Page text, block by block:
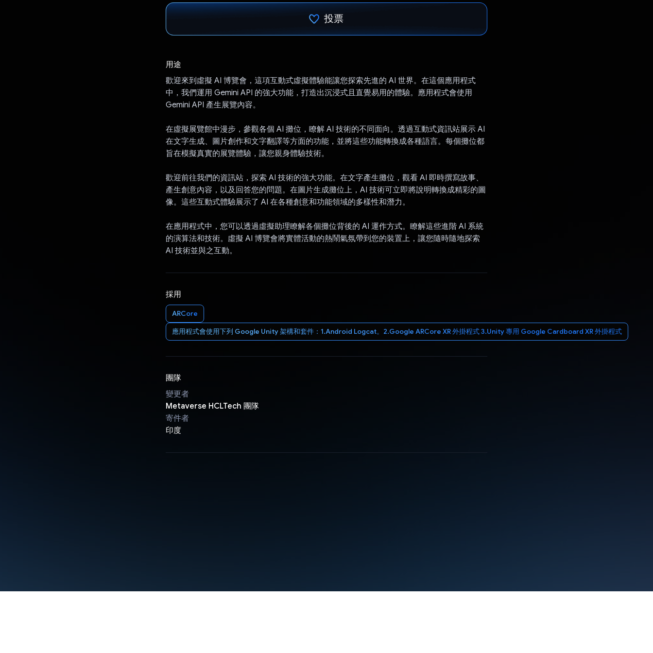
投票
用途
歡迎來到虛擬 AI 博覽會，這項互動式虛擬體驗能讓您探索先進的 AI 世界。在這個應用程式
中，我們運用 Gemini API 的強大功能，打造出沉浸式且直覺易用的體驗。應用程式會使用
Gemini API 產生展覽內容。
在虛擬展覽館中漫步，參觀各個 AI 攤位，瞭解 AI 技術的不同面向。透過互動式資訊站展示 AI
在文字生成、圖片創作和文字翻譯等方面的功能，並將這些功能轉換成各種語言。每個攤位都
旨在模擬真實的展覽體驗，讓您親身體驗技術。
歡迎前往我們的資訊站，探索 AI 技術的強大功能。在文字產生攤位，觀看 AI 即時撰寫故事、
產生創意內容，以及回答您的問題。在圖片生成攤位上，AI 技術可立即將說明轉換成精彩的圖
像。這些互動式體驗展示了 AI 在各種創意和功能領域的多樣性和潛力。
在應用程式中，您可以透過虛擬助理瞭解各個攤位背後的 AI 運作方式。瞭解這些進階 AI 系統
的演算法和技術。虛擬 AI 博覽會將實體活動的熱鬧氣氛帶到您的裝置上，讓您隨時隨地探索
AI 技術並與之互動。
採用
ARCore
應用程式會使用下列 Google Unity 架構和套件：1.Android Logcat。2.Google ARCore XR 外掛程式 3.Unity 專用 Google Cardboard XR 外掛程式
團隊
變更者
Metaverse HCLTech 團隊
寄件者
印度